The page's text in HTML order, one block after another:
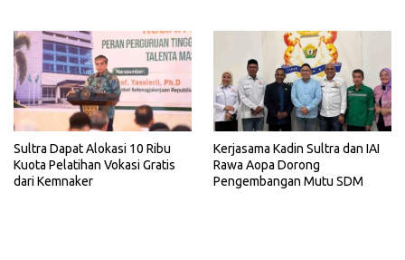
Sultra Dapat Alokasi 10 Ribu
Kuota Pelatihan Vokasi Gratis
dari Kemnaker
Kerjasama Kadin Sultra dan IAI
Rawa Aopa Dorong
Pengembangan Mutu SDM